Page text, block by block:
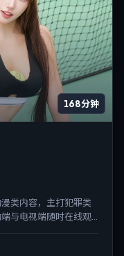
168分钟
类内容，主打犯罪类
与电视端随时在线观